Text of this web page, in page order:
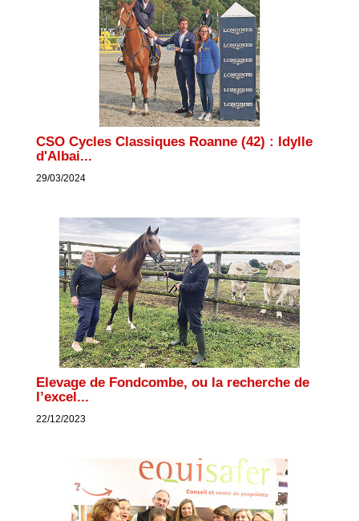
CSO Cycles Classiques Roanne (42) : Idylle
d'Albai...
29/03/2024
Elevage de Fondcombe, ou la recherche de
l’excel...
22/12/2023